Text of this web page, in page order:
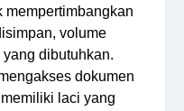
mempertimbangkan
volume
dibutuhkan.
dokumen
laci yang